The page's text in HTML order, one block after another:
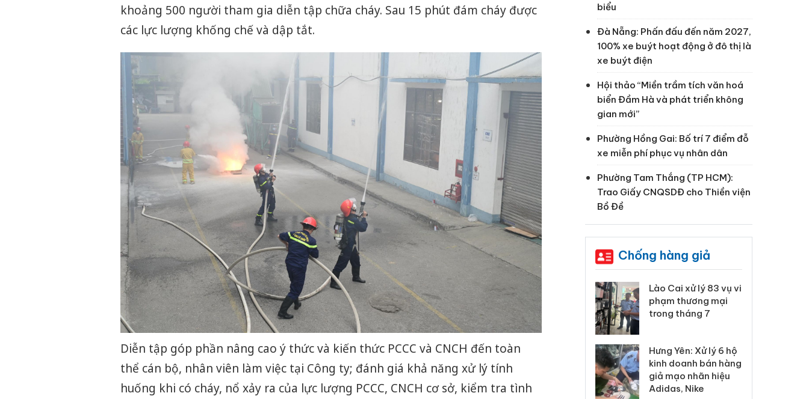
khoảng 500 người tham gia diễn tập chữa cháy. Sau 15 phút đám cháy được
các lực lượng khống chế và dập tắt.
Diễn tập góp phần nâng cao ý thức và kiến thức PCCC và CNCH đến toàn
thể cán bộ, nhân viên làm việc tại Công ty; đánh giá khả năng xử lý tính
huống khi có cháy, nổ xảy ra của lực lượng PCCC, CNCH cơ sở, kiểm tra tình
biểu
Đà Nẵng: Phấn đấu đến năm 2027,
100% xe buýt hoạt động ở đô thị là
xe buýt điện
Hội thảo “Miền trầm tích văn hoá
biển Đầm Hà và phát triển không
gian mới”
Phường Hồng Gai: Bố trí 7 điểm đỗ
xe miễn phí phục vụ nhân dân
Phường Tam Thắng (TP HCM):
Trao Giấy CNQSDĐ cho Thiền viện
Bồ Đề
Chống hàng giả
Công an Thanh Hóa
tìm bị hại trong vụ
án sản xuất, buôn
bán yến sào giả
Thanh Hóa: Tìm bị
hại trong vụ án buôn
Moyuum giả
Lào Cai xử lý 83 vụ vi
phạm thương mại
trong tháng 7
Hưng Yên: Xử lý 6 hộ
kinh doanh bán hàng
giả mạo nhãn hiệu
Adidas, Nike